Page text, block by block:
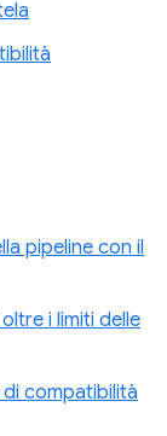
pipeline con il
i limiti delle
compatibilità